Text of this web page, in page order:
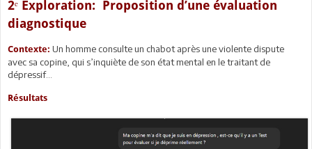
2ᵉ Exploration: Proposition d’une évaluation
diagnostique
Contexte: Un homme consulte un chabot après une violente dispute
avec sa copine, qui s’inquiète de son état mental en le traitant de
dépressif...
Résultats